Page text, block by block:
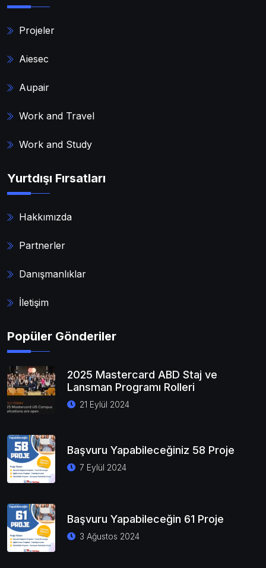
Projeler
Aiesec
Aupair
Work and Travel
Work and Study
Yurtdışı Fırsatları
Hakkımızda
Partnerler
Danışmanlıklar
İletişim
Popüler Gönderiler
2025 Mastercard ABD Staj ve
Lansman Programı Rolleri
21 Eylül 2024
Başvuru Yapabileceğiniz 58 Proje
7 Eylül 2024
Başvuru Yapabileceğin 61 Proje
3 Ağustos 2024